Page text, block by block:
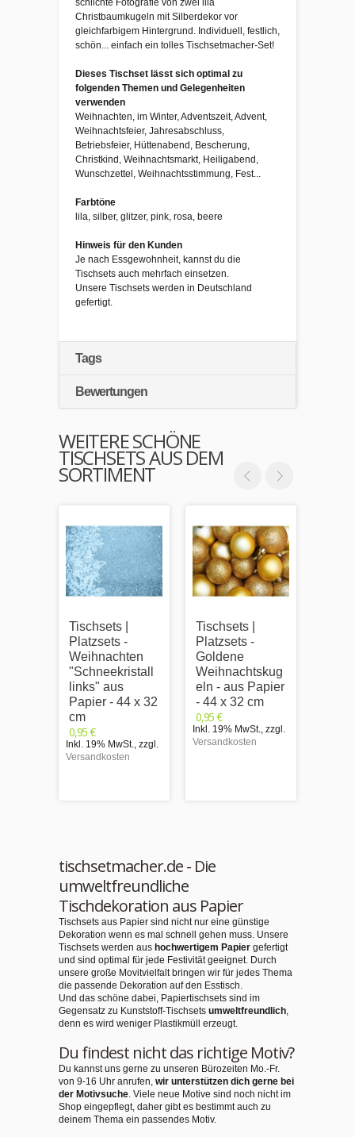
schlichte Fotografie von zwei lila
Christbaumkugeln mit Silberdekor vor
gleichfarbigem Hintergrund. Individuell, festlich,
schön... einfach ein tolles Tischsetmacher-Set!
Dieses Tischset lässt sich optimal zu
folgenden Themen und Gelegenheiten
verwenden
Weihnachten, im Winter, Adventszeit, Advent,
Weihnachtsfeier, Jahresabschluss,
Betriebsfeier, Hüttenabend, Bescherung,
Christkind, Weihnachtsmarkt, Heiligabend,
Wunschzettel, Weihnachtsstimmung, Fest...
Farbtöne
lila, silber, glitzer, pink, rosa, beere
Hinweis für den Kunden
Je nach Essgewohnheit, kannst du die
Tischsets auch mehrfach einsetzen.
Unsere Tischsets werden in Deutschland
gefertigt.
Tags
Bewertungen
WEITERE SCHÖNE
TISCHSETS AUS DEM
SORTIMENT
Tischsets |
Platzsets -
Weihnachten
"Schneekristall
links" aus
Papier - 44 x 32
cm
0,95 €
Inkl. 19% MwSt., zzgl.
Versandkosten
Tischsets |
Platzsets -
Goldene
Weihnachtskug
eln - aus Papier
- 44 x 32 cm
0,95 €
Inkl. 19% MwSt., zzgl.
Versandkosten
tischsetmacher.de - Die
umweltfreundliche
Tischdekoration aus Papier
Tischsets aus Papier sind nicht nur eine günstige
Dekoration wenn es mal schnell gehen muss. Unsere
Tischsets werden aus hochwertigem Papier gefertigt
und sind optimal für jede Festivität geeignet. Durch
unsere große Movitvielfalt bringen wir für jedes Thema
die passende Dekoration auf den Esstisch.
Und das schöne dabei, Papiertischsets sind im
Gegensatz zu Kunststoff-Tischsets umweltfreundlich,
denn es wird weniger Plastikmüll erzeugt.
Du findest nicht das richtige Motiv?
Du kannst uns gerne zu unseren Bürozeiten Mo.-Fr.
von 9-16 Uhr anrufen, wir unterstützen dich gerne bei
der Motivsuche. Viele neue Motive sind noch nicht im
Shop eingepflegt, daher gibt es bestimmt auch zu
deinem Thema ein passendes Motiv.